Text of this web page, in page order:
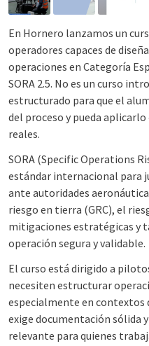
En Hornero lanzamos un
operadores capaces de
operaciones en Categoría
SORA 2.5. No es un curso
estructurado para que el
del proceso y pueda
reales.
SORA (Specific Operations
estándar internacional para
ante autoridades
riesgo en tierra (GRC), el
mitigaciones estratégicas y
operación segura y validable.
El curso está dirigido a
necesiten estructurar
especialmente en contextos
exige documentación sólida
relevante para quienes